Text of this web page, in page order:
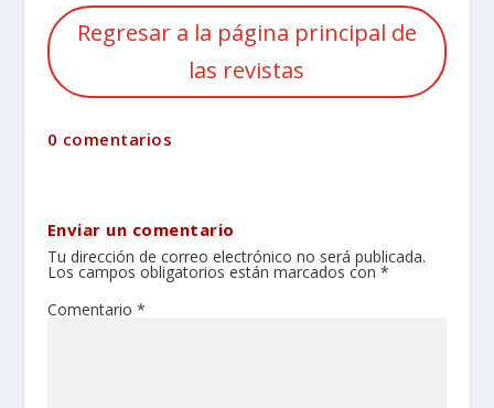
Regresar a la página principal de
las revistas
0 comentarios
Enviar un comentario
Tu dirección de correo electrónico no será publicada.
Los campos obligatorios están marcados con *
Comentario *